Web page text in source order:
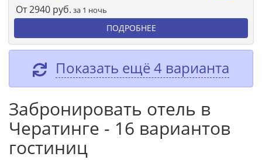
От2940 руб. за 1 ночь
ПОДРОБНЕЕ
Показать ещё 4 варианта
Забронировать отель в
Чератинге - 16 вариантов
гостиниц